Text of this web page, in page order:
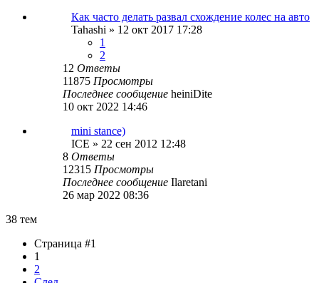
Как часто делать развал схождение колес на авто
Tahashi » 12 окт 2017 17:28
1
2
12 Ответы
11875 Просмотры
Последнее сообщение heiniDite
10 окт 2022 14:46
mini stance)
ICE » 22 сен 2012 12:48
8 Ответы
12315 Просмотры
Последнее сообщение Ilaretani
26 мар 2022 08:36
38 тем
Страница #1
1
2